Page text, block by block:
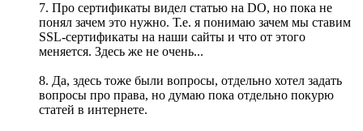
7. Про сертификаты видел статью на DO, но пока не
понял зачем это нужно. Т.е. я понимаю зачем мы ставим
SSL-сертификаты на наши сайты и что от этого
меняется. Здесь же не очень...
8. Да, здесь тоже были вопросы, отдельно хотел задать
вопросы про права, но думаю пока отдельно покурю
статей в интернете.